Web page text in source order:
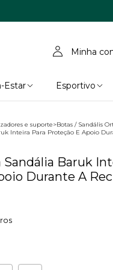
Minha
Estar Esportivo
e suporte>Botas / Sandális
Inteira Para Proteção E Apoio
Baruk
Durante A